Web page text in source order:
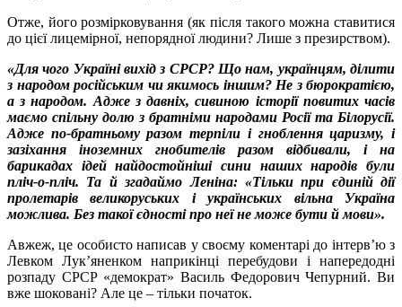
Отже, його розмірковування (як після такого можна ставитися
до цієї лицемірної, непорядної людини? Лише з презирством).
«Для чого Україні вихід з СРСР? Що нам, українцям, ділити
з народом російським чи якимось іншим? Не з бюрократією,
а з народом. Адже з давніх, сивиною історії повитих часів
маємо спільну долю з братніми народами Росії та Білорусії.
Адже по-братньому разом терпіли і гноблення царизму, і
зазіхання іноземних гнобителів разом відбивали, і на
барикадах ідей найдостойніші сини наших народів були
пліч-о-пліч. Та й згадаймо Леніна: «Тільки при єдиній дії
пролетарів великоруських і українських вільна Україна
можлива. Без такої єдності про неї не може бути й мови».
Авжеж, це особисто написав у своєму коментарі до інтерв’ю з
Левком Лук’яненком наприкінці перебудови і напередодні
розпаду СРСР «демократ» Василь Федорович Чепурний. Ви
вже шоковані? Але це – тільки початок.